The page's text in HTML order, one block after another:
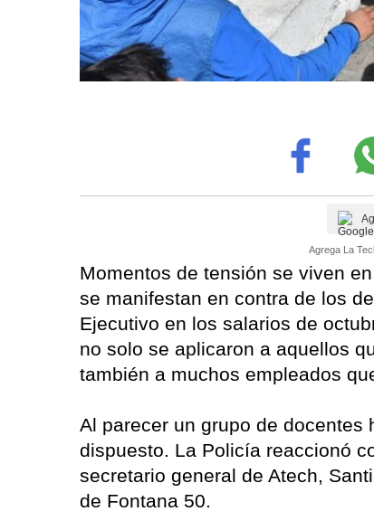
Agrega La
Momentos de tensión se viven
se manifestan en contra de los
Ejecutivo en los salarios de
no solo se aplicaron a aquellos
también a muchos empleados
Al parecer un grupo de
dispuesto. La Policía reaccionó
secretario general de Atech,
de Fontana 50.